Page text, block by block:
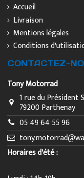
Accueil
Livraison
Mentions légales
Conditions
CONTACTEZ-
Tony Motorrad
1 rue du Président
79200 Parthenay
05 49 64 55 96
Horaires d'été :